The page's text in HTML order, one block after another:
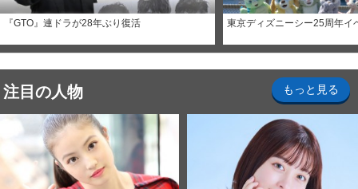
『GTO』連ドラが28年ぶり復活 東京ディズニーシー25周年イ
注目の人物 もっと見る